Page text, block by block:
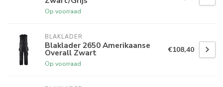
Op voorraad
BLAKLADER
Blaklader 2650 Amerikaanse
Overall Zwart
Op voorraad
€108,40